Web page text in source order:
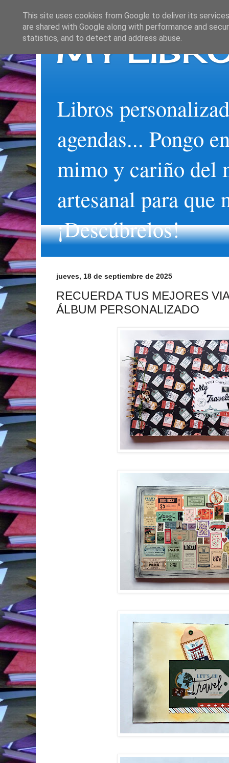
MY
Libros
agendas... Pongo
mimo y cariño del
artesanal para que
¡Descúbrelos!
jueves, 18 de septiembre de 2025
RECUERDA TUS MEJORES
ÁLBUM PERSONALIZADO
This site uses cookies from Google to deliver its
are shared with Google along with performance and
statistics, and to detect and address abuse.